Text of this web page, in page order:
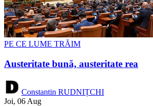
PE CE LUME TRĂIM
Austeritate bună, austeritate rea
Constantin RUDNIȚCHI
Joi, 06 Aug